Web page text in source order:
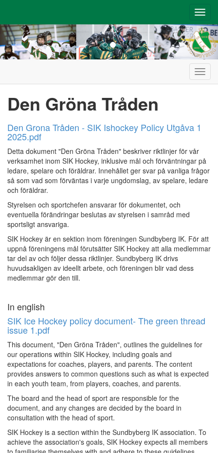
Den Gröna Tråden
Den Grona Tråden - SIK Ishockey Policy Utgåva 1
2025.pdf
Detta dokument "Den Gröna Tråden" beskriver riktlinjer för vår
verksamhet inom SIK Hockey, inklusive mål och förväntningar på
ledare, spelare och föräldrar. Innehållet ger svar på vanliga frågor
så som vad som förväntas i varje ungdomslag, av spelare, ledare
och föräldrar.
Styrelsen och sportchefen ansvarar för dokumentet, och
eventuella förändringar beslutas av styrelsen i samråd med
sportsligt ansvariga.
SIK Hockey är en sektion inom föreningen Sundbyberg IK. För att
uppnå föreningens mål förutsätter SIK Hockey att alla medlemmar
tar del av och följer dessa riktlinjer. Sundbyberg IK drivs
huvudsakligen av ideellt arbete, och föreningen blir vad dess
medlemmar gör den till.
In english
SIK Ice Hockey policy document- The green thread
issue 1.pdf
This document, "Den Gröna Tråden", outlines the guidelines for
our operations within SIK Hockey, including goals and
expectations for coaches, players, and parents. The content
provides answers to common questions such as what is expected
in each youth team, from players, coaches, and parents.
The board and the head of sport are responsible for the
document, and any changes are decided by the board in
consultation with the head of sport.
SIK Hockey is a section within the Sundbyberg IK association. To
achieve the association's goals, SIK Hockey expects all members